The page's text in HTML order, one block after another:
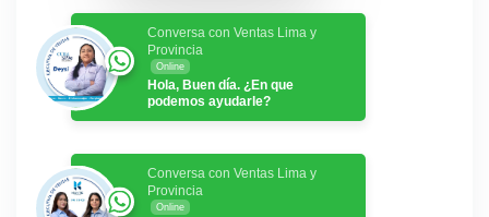
Conversa con Ventas Lima y
Provincia
Online
Hola, Buen día. ¿En que
podemos ayudarle?
Conversa con Ventas Lima y
Provincia
Online